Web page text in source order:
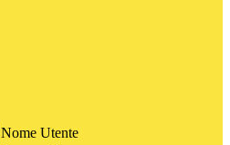
Nome Utente